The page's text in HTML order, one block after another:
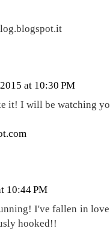
at 10:30 PM
it! I will be watching
10:44 PM
I've fallen in
hooked!!